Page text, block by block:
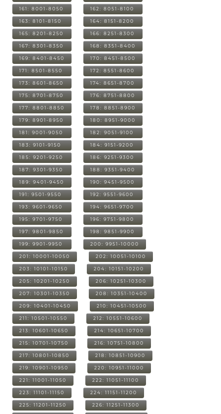
161: 8001-8050 162: 8051-8100
163: 8101-8150 164: 8151-8200
165: 8201-8250 166: 8251-8300
167: 8301-8350 168: 8351-8400
169: 8401-8450 170: 8451-8500
171: 8501-8550 172: 8551-8600
173: 8601-8650 174: 8651-8700
175: 8701-8750 176: 8751-8800
177: 8801-8850 178: 8851-8900
179: 8901-8950 180: 8951-9000
181: 9001-9050 182: 9051-9100
183: 9101-9150 184: 9151-9200
185: 9201-9250 186: 9251-9300
187: 9301-9350 188: 9351-9400
189: 9401-9450 190: 9451-9500
191: 9501-9550 192: 9551-9600
193: 9601-9650 194: 9651-9700
195: 9701-9750 196: 9751-9800
197: 9801-9850 198: 9851-9900
199: 9901-9950 200: 9951-10000
201: 10001-10050 202: 10051-10100
203: 10101-10150 204: 10151-10200
205: 10201-10250 206: 10251-10300
207: 10301-10350 208: 10351-10400
209: 10401-10450 210: 10451-10500
211: 10501-10550 212: 10551-10600
213: 10601-10650 214: 10651-10700
215: 10701-10750 216: 10751-10800
217: 10801-10850 218: 10851-10900
219: 10901-10950 220: 10951-11000
221: 11001-11050 222: 11051-11100
223: 11101-11150 224: 11151-11200
225: 11201-11250 226: 11251-11300